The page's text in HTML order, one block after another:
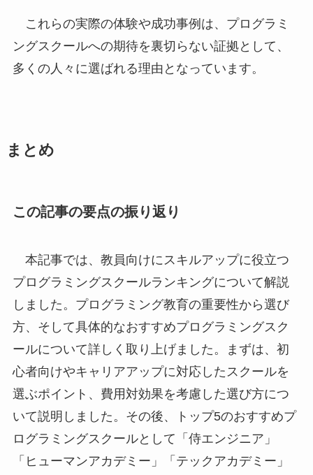
これらの実際の体験や成功事例は、プログラミ
ングスクールへの期待を裏切らない証拠として、
多くの人々に選ばれる理由となっています。
まとめ
この記事の要点の振り返り
本記事では、教員向けにスキルアップに役立つ
プログラミングスクールランキングについて解説
しました。プログラミング教育の重要性から選び
方、そして具体的なおすすめプログラミングスク
ールについて詳しく取り上げました。まずは、初
心者向けやキャリアアップに対応したスクールを
選ぶポイント、費用対効果を考慮した選び方につ
いて説明しました。その後、トップ5のおすすめプ
ログラミングスクールとして「侍エンジニア」
「ヒューマンアカデミー」「テックアカデミー」